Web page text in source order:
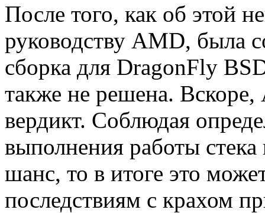
После того, как об этой
руководству AMD, была
сборка для DragonFly
также не решена.
вердикт. Соблюдая
выполнения работы
шанс, то в итоге это
последствиям с крахом